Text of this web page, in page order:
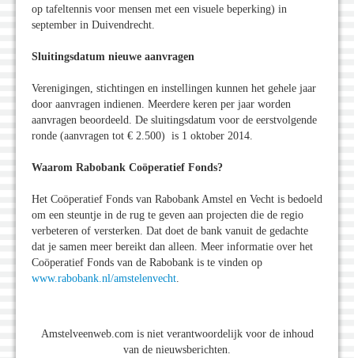
op tafeltennis voor mensen met een visuele beperking) in
september in Duivendrecht.
Sluitingsdatum nieuwe aanvragen
Verenigingen, stichtingen en instellingen kunnen het gehele jaar
door aanvragen indienen. Meerdere keren per jaar worden
aanvragen beoordeeld. De sluitingsdatum voor de eerstvolgende
ronde (aanvragen tot € 2.500) is 1 oktober 2014.
Waarom Rabobank Coöperatief Fonds?
Het Coöperatief Fonds van Rabobank Amstel en Vecht is bedoeld
om een steuntje in de rug te geven aan projecten die de regio
verbeteren of versterken. Dat doet de bank vanuit de gedachte
dat je samen meer bereikt dan alleen. Meer informatie over het
Coöperatief Fonds van de Rabobank is te vinden op
www.rabobank.nl/amstelenvecht
Amstelveenweb.com is niet verantwoordelijk voor de inhoud
van de nieuwsberichten.